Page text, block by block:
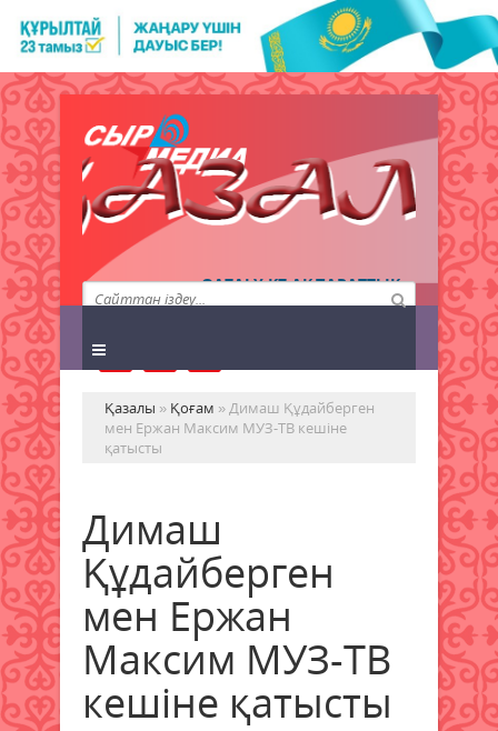
QAZALY.KZ АҚПАРАТТЫҚ
АГЕНТТІГІ
Қазалы » Қоғам » Димаш Құдайберген
мен Ержан Максим МУЗ-ТВ кешіне
қатысты
Димаш
Құдайберген
мен Ержан
Максим МУЗ-ТВ
кешіне қатысты